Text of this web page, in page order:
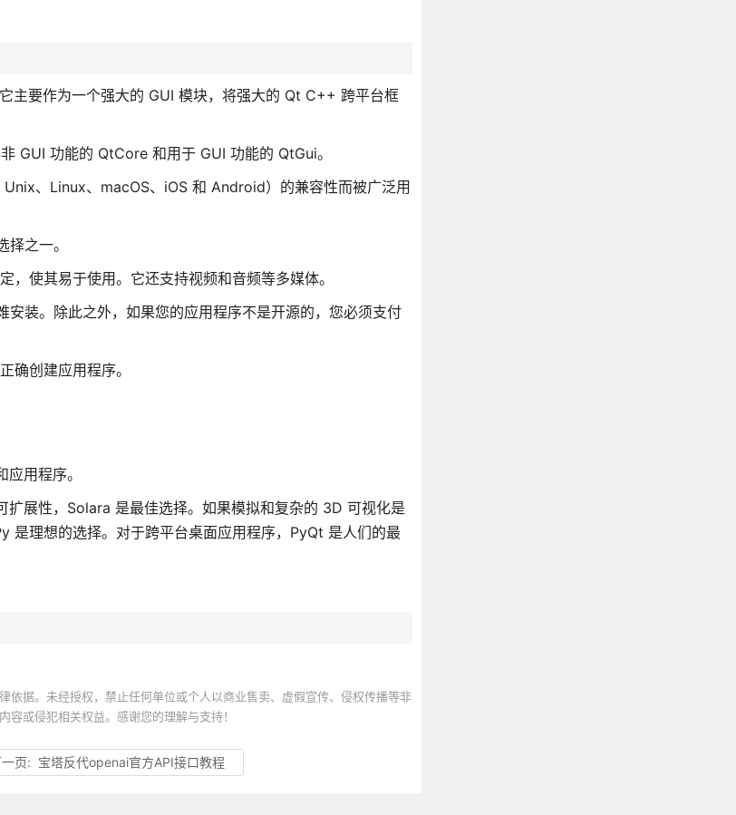
主要作为一个强大的 GUI 模块，将强大的 Qt C++ 跨平台框
GUI 功能的 QtCore 和用于 GUI 功能的 QtGui。
、Linux、macOS、iOS 和 Android）的兼容性而被广泛用
之一。
使其易于使用。它还支持视频和音频等多媒体。
装。除此之外，如果您的应用程序不是开源的，您必须支付
确创建应用程序。
用程序。
展性，Solara 是最佳选择。如果模拟和复杂的 3D 可视化是
是理想的选择。对于跨平台桌面应用程序，PyQt 是人们的最
据。未经授权，禁止任何单位或个人以商业售卖、虚假宣传、侵权传播等非
或侵犯相关权益。感谢您的理解与支持！
页: 宝塔反代openai官方API接口教程